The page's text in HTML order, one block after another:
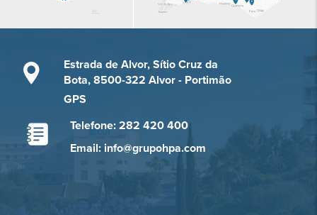
Estrada de Alvor, Sítio Cruz da
Bota, 8500-322 Alvor - Portimão
GPS
Telefone: 282 420 400
Email: info@grupohpa.com